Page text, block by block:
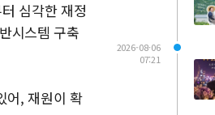
심각한 재정
시스템 구축
어, 재원이 확
2026-08-06
07:21